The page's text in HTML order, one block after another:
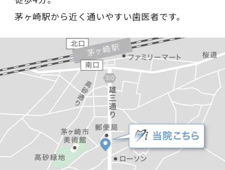
茅ヶ崎駅から近く通いやすい歯医者です。